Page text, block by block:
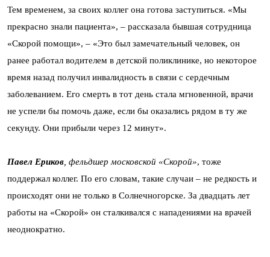
Тем временем, за своих коллег она готова заступиться. «Мы
прекрасно знали пациента», – рассказала бывшая сотрудница
«Скорой помощи», – «Это был замечательный человек, он
ранее работал водителем в детской поликлинике, но некоторое
время назад получил инвалидность в связи с сердечным
заболеванием. Его смерть в тот день стала мгновенной, врачи
не успели бы помочь даже, если бы оказались рядом в ту же
секунду. Они прибыли через 12 минут».
Павел Ериков , фельдшер московской «Скорой», тоже
поддержал коллег. По его словам, такие случаи – не редкость и
происходят они не только в Солнечногорске. За двадцать лет
работы на «Скорой» он сталкивался с нападениями на врачей
неоднократно.